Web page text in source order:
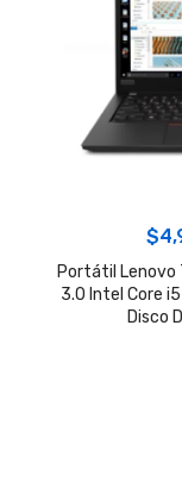
$
Portátil Lenovo
3.0 Intel Core
Disco